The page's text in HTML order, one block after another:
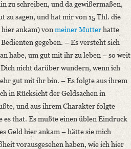
zu schreiben, und da gewißermaßen,
zu sagen, und hat mir von 15 Thl. die
hier ankam) von meiner Mutterhatte
gegeben. – Es versteht sich
habe, um gut mit ihr zu leben – so weit
nicht darüber wundern, wenn ich
gut mit ihr bin. – Es folgte aus ihrem
in Rücksicht der Geldsachen in
und aus ihrem Charakter folgte
es that. Es mußte einen üblen Eindruck
Geld hier ankam – hätte sie mich
vorausgesehen haben, wie ich hier